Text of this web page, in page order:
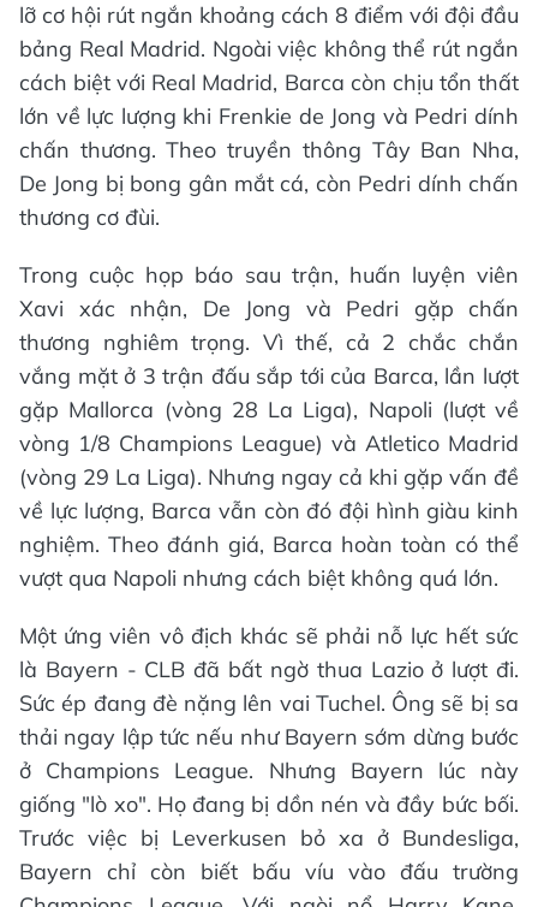
lỡ cơ hội rút ngắn khoảng cách 8 điểm với đội đầu
bảng Real Madrid. Ngoài việc không thể rút ngắn
cách biệt với Real Madrid, Barca còn chịu tổn thất
lớn về lực lượng khi Frenkie de Jong và Pedri dính
chấn thương. Theo truyền thông Tây Ban Nha,
De Jong bị bong gân mắt cá, còn Pedri dính chấn
thương cơ đùi.
Trong cuộc họp báo sau trận, huấn luyện viên
Xavi xác nhận, De Jong và Pedri gặp chấn
thương nghiêm trọng. Vì thế, cả 2 chắc chắn
vắng mặt ở 3 trận đấu sắp tới của Barca, lần lượt
gặp Mallorca (vòng 28 La Liga), Napoli (lượt về
vòng 1/8 Champions League) và Atletico Madrid
(vòng 29 La Liga). Nhưng ngay cả khi gặp vấn đề
về lực lượng, Barca vẫn còn đó đội hình giàu kinh
nghiệm. Theo đánh giá, Barca hoàn toàn có thể
vượt qua Napoli nhưng cách biệt không quá lớn.
Một ứng viên vô địch khác sẽ phải nỗ lực hết sức
là Bayern - CLB đã bất ngờ thua Lazio ở lượt đi.
Sức ép đang đè nặng lên vai Tuchel. Ông sẽ bị sa
thải ngay lập tức nếu như Bayern sớm dừng bước
ở Champions League. Nhưng Bayern lúc này
giống "lò xo". Họ đang bị dồn nén và đầy bức bối.
Trước việc bị Leverkusen bỏ xa ở Bundesliga,
Bayern chỉ còn biết bấu víu vào đấu trường